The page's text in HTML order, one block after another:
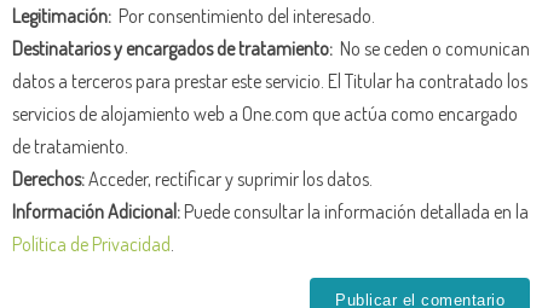
Legitimación: Por consentimiento del interesado.
Destinatarios y encargados de tratamiento: No se ceden o comunican
datos a terceros para prestar este servicio. El Titular ha contratado los
servicios de alojamiento web a One.com que actúa como encargado
de tratamiento.
Derechos:Acceder, rectificar y suprimir los datos.
Información Adicional:Puede consultar la información detallada en la
Política de Privacidad